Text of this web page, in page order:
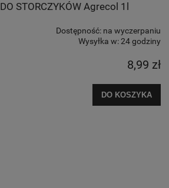
STORCZYKÓW Agrecol 1l
Dostępność: na wyczerpaniu
Wysyłka w:24 godziny
8,99 zł
DO KOSZYKA